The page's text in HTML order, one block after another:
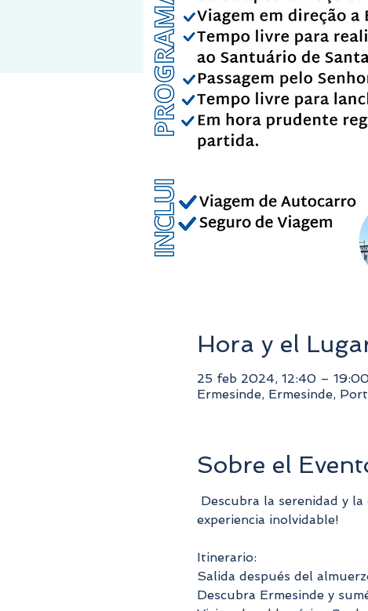
Hora y el
25 feb 2024, 12:40 –
Ermesinde, Ermesinde,
Sobre el
experiencia inolvidable!
Itinerario:
Salida después del
Descubra Ermesinde y